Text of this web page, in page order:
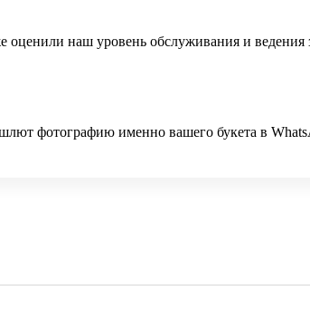
оценили наш уровень обслуживания и ведения
фотографию именно вашего букета в